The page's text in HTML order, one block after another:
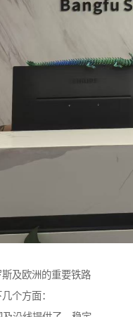
及欧洲的重要铁路
个方面：